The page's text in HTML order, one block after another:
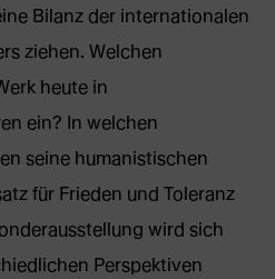
Bilanz der internationalen
ziehen. Welchen
heute in
ein? In welchen
seine humanistischen
für Frieden und Toleranz
wird sich
Perspektiven